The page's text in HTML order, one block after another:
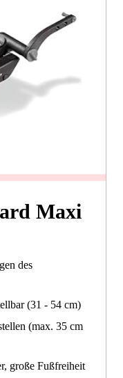
Maxi
des
(31 - 54 cm)
(max. 35 cm
große Fußfreiheit